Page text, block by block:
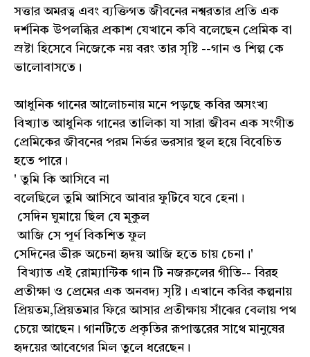
সত্তার অমরত্ব এবং ব্যক্তিগত জীবনের নশ্বরতার প্রতি এক
দর্শনিক উপলব্ধির প্রকাশ যেখানে কবি বলেছেন প্রেমিক বা
স্রষ্টা হিসেবে নিজেকে নয় বরং তার সৃষ্টি --গান ও শিল্প কে
ভালোবাসতে।
আধুনিক গানের আলোচনায় মনে পড়ছে কবির অসংখ্য
বিখ্যাত আধুনিক গানের তালিকা যা সারা জীবন এক সংগীত
প্রেমিকের জীবনের পরম নির্ভর ভরসার স্থল হয়ে বিবেচিত
হতে পারে।
' তুমি কি আসিবে না
বলেছিলে তুমি আসিবে আবার ফুটিবে যবে হেনা।
সেদিন ঘুমায়ে ছিল যে মূকুল
আজি সে পূর্ণ বিকশিত ফুল
সেদিনের ভীরু অচেনা হৃদয় আজি হতে চায় চেনা।'
বিখ্যাত এই রোম্যান্টিক গান টি নজরুলের গীতি-- বিরহ
প্রতীক্ষা ও প্রেমের এক অনবদ্য সৃষ্টি। এখানে কবির কল্পনায়
প্রিয়তম,প্রিয়তমার ফিরে আসার প্রতীক্ষায় সাঁঝের বেলায় পথ
চেয়ে আছেন। গানটিতে প্রকৃতির রূপান্তরের সাথে মানুষের
হৃদয়ের আবেগের মিল তুলে ধরেছেন।